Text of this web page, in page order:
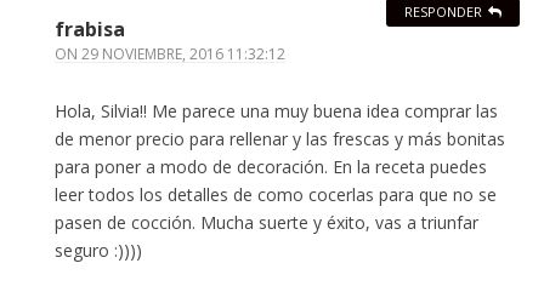
frabisa
ON 29 NOVIEMBRE, 2016 11:32:12
Hola, Silvia!! Me parece una muy buena idea comprar las
de menor precio para rellenar y las frescas y más bonitas
para poner a modo de decoración. En la receta puedes
leer todos los detalles de como cocerlas para que no se
pasen de cocción. Mucha suerte y éxito, vas a triunfar
seguro :))))
RESPONDER